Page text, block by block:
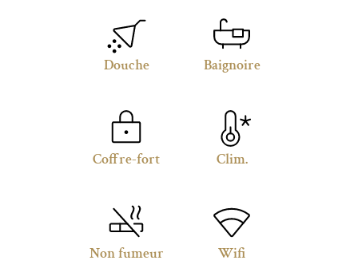
Douche Baignoire
Coffre-fort Clim.
Non fumeur Wifi